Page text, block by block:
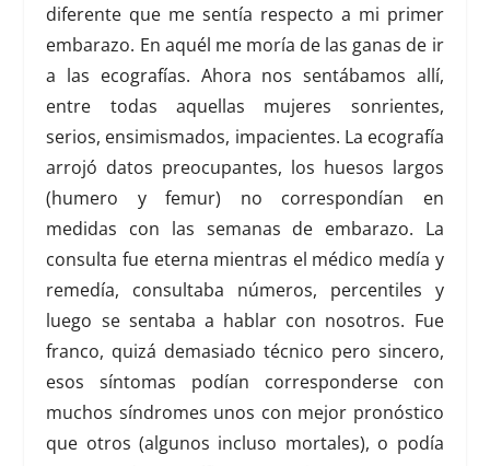
diferente que me sentía respecto a mi primer
embarazo. En aquél me moría de las ganas de ir
a las ecografías. Ahora nos sentábamos allí,
entre todas aquellas mujeres sonrientes,
serios, ensimismados, impacientes. La ecografía
arrojó datos preocupantes, los huesos largos
(humero y femur) no correspondían en
medidas con las semanas de embarazo. La
consulta fue eterna mientras el médico medía y
remedía, consultaba números, percentiles y
luego se sentaba a hablar con nosotros. Fue
franco, quizá demasiado técnico pero sincero,
esos síntomas podían corresponderse con
muchos síndromes unos con mejor pronóstico
que otros (algunos incluso mortales), o podía